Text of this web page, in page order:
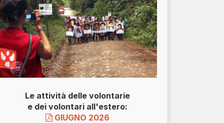
Le attività delle volontarie
e dei volontari all'estero:
GIUGNO 2026